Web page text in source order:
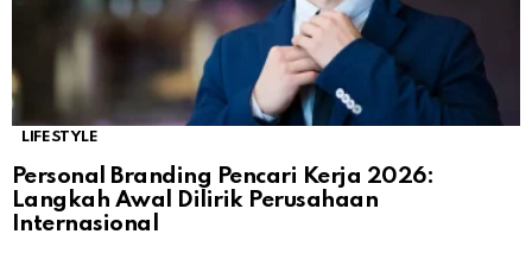
LIFESTYLE
Personal Branding Pencari Kerja 2026:
Langkah Awal Dilirik Perusahaan
Internasional